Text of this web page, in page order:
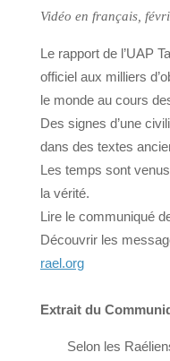
Vidéo en français,
Le rapport de l’UAP
officiel aux milliers
le monde au cours
Des signes d’une
dans des textes
Les temps sont
la vérité.
Lire le communiqué
Découvrir les
rael.org
Extrait du
Selon les